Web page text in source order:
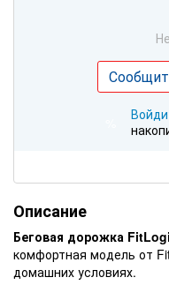
Описание
Беговая дорожка
комфортная модель от
домашних условиях.